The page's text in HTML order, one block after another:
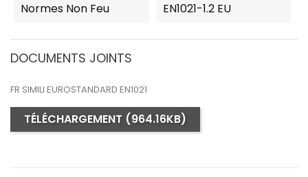
Normes Non Feu EN1021-1.2 EU
DOCUMENTS JOINTS
FR SIMILI EUROSTANDARD EN1021
TÉLÉCHARGEMENT (964.16KB)